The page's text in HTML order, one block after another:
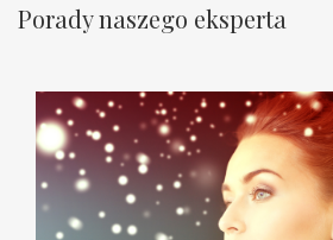
Porady naszego eksperta